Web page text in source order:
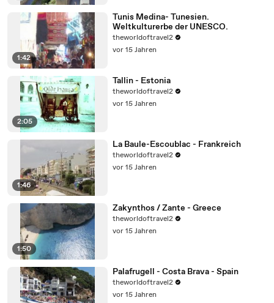
1:42
Tunis Medina- Tunesien.
Weltkulturerbe der UNESCO.
theworldoftravel2
vor 15 Jahren
2:05
Tallin - Estonia
theworldoftravel2
vor 15 Jahren
1:46
La Baule-Escoublac - Frankreich
theworldoftravel2
vor 15 Jahren
1:50
Zakynthos / Zante - Greece
theworldoftravel2
vor 15 Jahren
Palafrugell - Costa Brava - Spain
theworldoftravel2
vor 15 Jahren